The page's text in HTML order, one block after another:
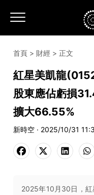
首頁 > 財經 > 正文
紅星美凱龍
股東應佔虧損
擴大66.55%
新時空 · 2025/10/31
2025年10月30日，